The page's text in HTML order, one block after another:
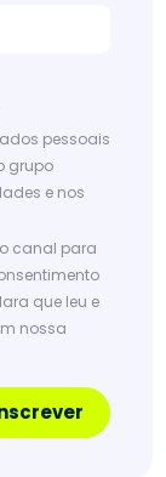
pessoais
grupo
e nos
canal para
que leu e
nossa